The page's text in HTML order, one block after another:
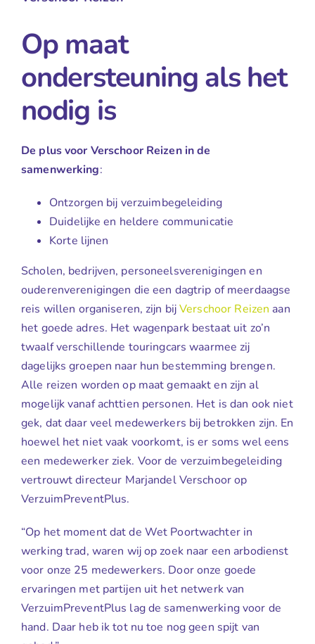
Op maat
ondersteuning als het
nodig is
De plus voor Verschoor Reizen in de
samenwerking:
Ontzorgen bij verzuimbegeleiding
Duidelijke en heldere communicatie
Korte lijnen
Scholen, bedrijven, personeelsverenigingen en
ouderenverenigingen die een dagtrip of meerdaagse
reis willen organiseren, zijn bijVerschoor Reizen aan
het goede adres. Het wagenpark bestaat uit zo’n
twaalf verschillende touringcars waarmee zij
dagelijks groepen naar hun bestemming brengen.
Alle reizen worden op maat gemaakt en zijn al
mogelijk vanaf achttien personen. Het is dan ook niet
gek, dat daar veel medewerkers bij betrokken zijn. En
hoewel het niet vaak voorkomt, is er soms wel eens
een medewerker ziek. Voor de verzuimbegeleiding
vertrouwt directeur Marjandel Verschoor op
VerzuimPreventPlus.
“Op het moment dat de Wet Poortwachter in
werking trad, waren wij op zoek naar een arbodienst
voor onze 25 medewerkers. Door onze goede
ervaringen met partijen uit het netwerk van
VerzuimPreventPlus lag de samenwerking voor de
hand. Daar heb ik tot nu toe nog geen spijt van